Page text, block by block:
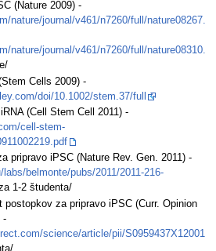
(Nature 2009) -
nature/journal/v461/n7260/full/nature08267.
nature/journal/v461/n7260/full/nature08310.
Cells 2009) -
doi/10.1002/stem.37/full
(Cell Stem Cell 2011) -
cell-stem-
pripravo iPSC (Nature Rev. Gen. 2011) -
belmonte/pubs/2011/2011-216-
1-2 študenta/
postopkov za pripravo iPSC (Curr. Opinion
-
science/article/pii/S0959437X12001